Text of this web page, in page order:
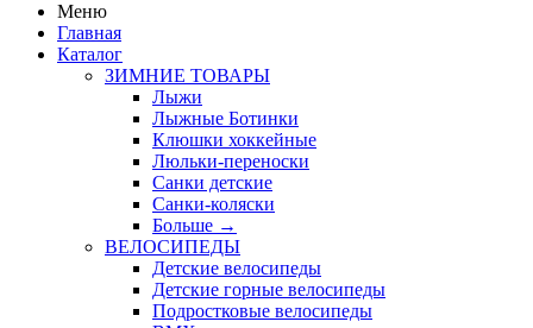
Меню
Главная
Каталог
ЗИМНИЕ ТОВАРЫ
Лыжи
Лыжные Ботинки
Клюшки хоккейные
Люльки-переноски
Санки детские
Санки-коляски
Больше →
ВЕЛОСИПЕДЫ
Детские велосипеды
Детские горные велосипеды
Подростковые велосипеды